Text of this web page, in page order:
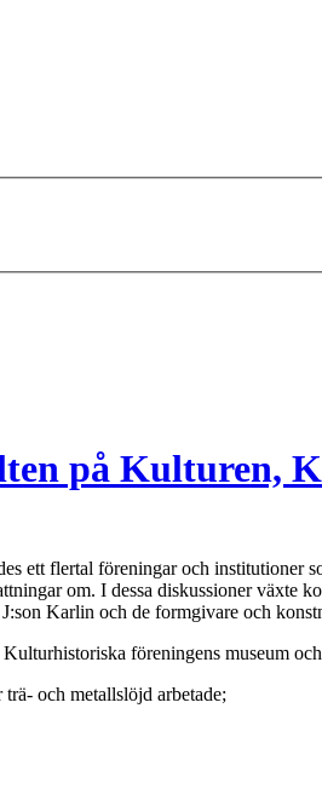
på Kulturen,
ett flertal föreningar och
om. I dessa diskussioner växte
Karlin och de formgivare och
föreningens museum
och metallslöjd arbetade;